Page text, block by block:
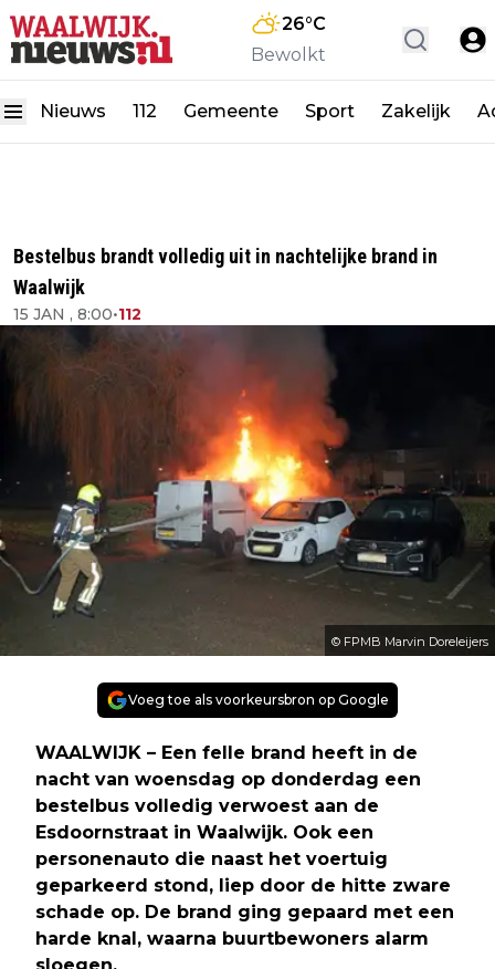
26°C
Bewolkt
Nieuws 112 Gemeente Sport Zakelijk
Bestelbus brandt volledig uit in nachtelijke brand in
Waalwijk
15 JAN , 8:00•112
© FPMB Marvin Doreleijers
Voeg toe als voorkeursbron op Google
WAALWIJK – Een felle brand heeft in de
nacht van woensdag op donderdag een
bestelbus volledig verwoest aan de
Esdoornstraat in Waalwijk. Ook een
personenauto die naast het voertuig
geparkeerd stond, liep door de hitte zware
schade op. De brand ging gepaard met een
harde knal, waarna buurtbewoners alarm
sloegen.